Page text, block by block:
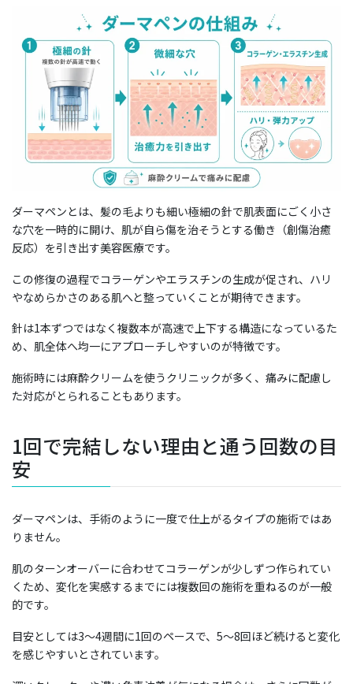
ダーマペンとは、髪の毛よりも細い極細の針で肌表面にごく小さ
な穴を一時的に開け、肌が自ら傷を治そうとする働き（創傷治癒
反応）を引き出す美容医療です。
この修復の過程でコラーゲンやエラスチンの生成が促され、ハリ
やなめらかさのある肌へと整っていくことが期待できます。
針は1本ずつではなく複数本が高速で上下する構造になっているた
め、肌全体へ均一にアプローチしやすいのが特徴です。
施術時には麻酔クリームを使うクリニックが多く、痛みに配慮し
た対応がとられることもあります。
1回で完結しない理由と通う回数の目
安
ダーマペンは、手術のように一度で仕上がるタイプの施術ではあ
りません。
肌のターンオーバーに合わせてコラーゲンが少しずつ作られてい
くため、変化を実感するまでには複数回の施術を重ねるのが一般
的です。
目安としては3〜4週間に1回のペースで、5〜8回ほど続けると変化
を感じやすいとされています。